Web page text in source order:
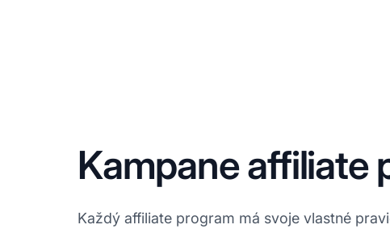
Kampane affiliate
Každý affiliate program má svoje vlastné